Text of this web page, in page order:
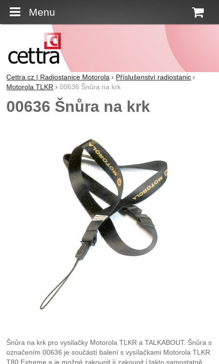
Menu
Cettra.cz | Radiostanice Motorola
Příslušenství radiostanic
Motorola TLKR
00636 Šnůra na krk
00636 Šnůra na krk
Šnůra na krk pro vysílačky Motorola TLKR a TALKABOUT. Šnůra s
označením 00636 je součástí balení s vysílačkami Motorola TLKR
T80 Extreme a je možné zakoupit jí zakoupit i takto samostatně